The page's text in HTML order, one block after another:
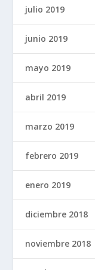
julio 2019
junio 2019
mayo 2019
abril 2019
marzo 2019
febrero 2019
enero 2019
diciembre 2018
noviembre 2018